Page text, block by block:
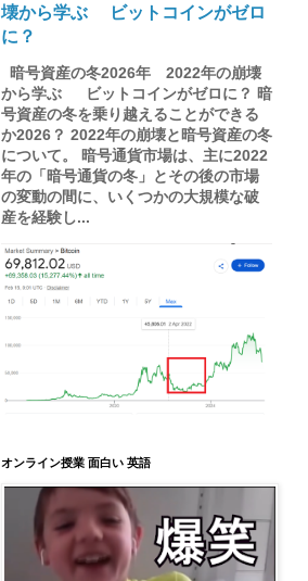
壊から学ぶ ビットコインがゼロ
に？
暗号資産の冬2026年 2022年の崩壊
から学ぶ ビットコインがゼロに？ 暗
号資産の冬を乗り越えることができる
か2026？ 2022年の崩壊と暗号資産の冬
について。 暗号通貨市場は、主に2022
年の「暗号通貨の冬」とその後の市場
の変動の間に、いくつかの大規模な破
産を経験し...
オンライン授業 面白い 英語